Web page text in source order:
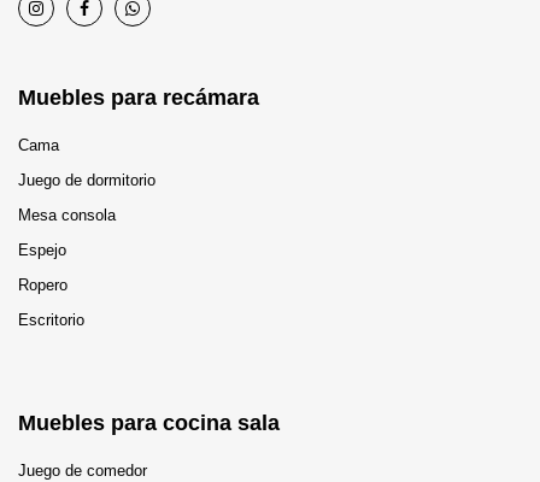
Muebles para recámara
Cama
Juego de dormitorio
Mesa consola
Espejo
Ropero
Escritorio
Muebles para cocina sala
Juego de comedor